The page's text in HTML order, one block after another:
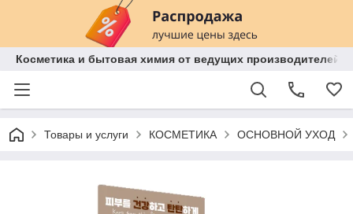
Косметика и бытовая химия от ведущих производителей
Товары и услуги КОСМЕТИКА ОСНОВНОЙ УХОД